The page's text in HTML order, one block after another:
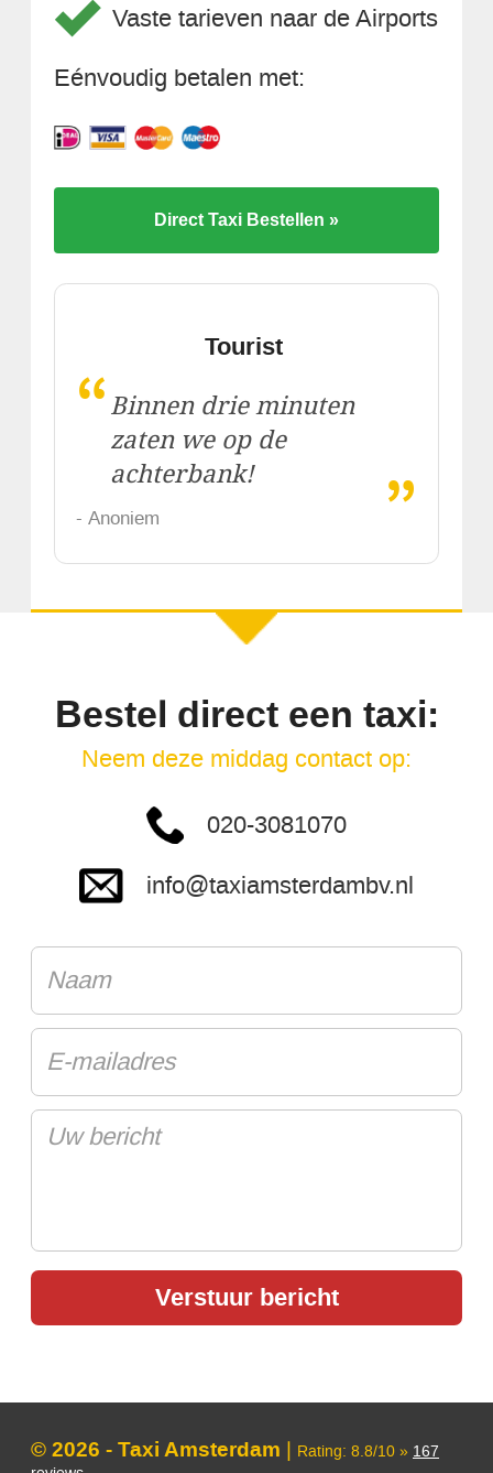
Vaste tarieven naar de Airports
Eénvoudig betalen met:
Direct Taxi Bestellen »
Tourist
“ Binnen drie minuten
zaten we op de
achterbank!
„
- Anoniem
Bestel direct een taxi:
Neem deze middag contact op:
020-3081070
info@taxiamsterdambv.nl
© 2026 - Taxi Amsterdam | Rating: 8.8/10 » 167